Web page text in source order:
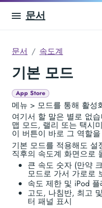
문서
문서 속도계
기본 모드
App Store
메뉴 > 모드를 통해 활성
여기서 할 말은 별로 없
맵 모드, 랠리 또는 택시
이 버튼이 바로 그 역할
기본 모드를 적용해도 설
직후의 속도계 화면으로
큰 속도 숫자 (만약
모드로 가서 가로로
속도 제한 및 iPod
고도, 나침반, 최고
터 패널 표시